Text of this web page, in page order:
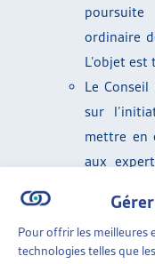
Pour offrir les meilleures
technologies telles que
ordinaire
L’objet
Le
sur
mettre en
aux
Le